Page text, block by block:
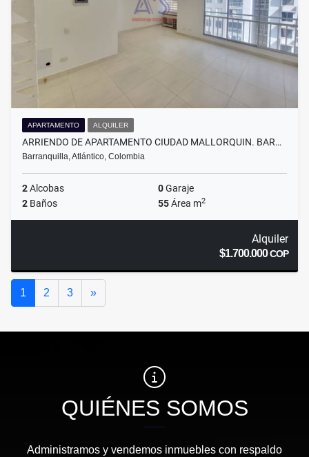
APARTAMENTO ALQUILER
ARRIENDO DE APARTAMENTO CIUDAD MALLORQUIN. BAR…
Barranquilla, Atlántico, Colombia
2Alcobas 0Garaje
2 Baños 55Área m2
Alquiler
$1.700.000COP
1 2 3 »Siguiente
QUIÉNES SOMOS
Administramos y vendemos inmuebles con respaldo